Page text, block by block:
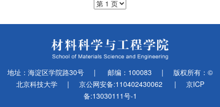
地址：海淀区学院路30号 | 邮编：100083 |
版权所有：©
北京科技大学
| 京公网安备:110402430062 |
京ICP
备:13030111号-1